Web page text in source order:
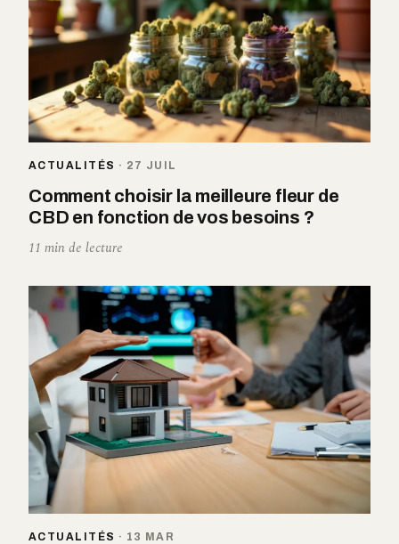
ACTUALITÉS · 27 JUIL
Comment choisir la meilleure fleur de
CBD en fonction de vos besoins ?
11 min de lecture
ACTUALITÉS · 13 MAR